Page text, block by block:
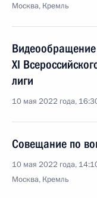
Москва, Кремль
Видеообращение
XI
лиги
10 мая 2022 года,
Совещание по
10 мая 2022 года,
Москва, Кремль